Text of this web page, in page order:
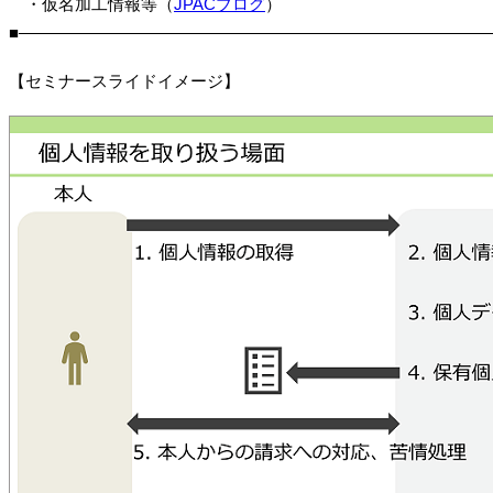
・仮名加工情報等（JPACブログ ）
【セミナースライドイメージ】